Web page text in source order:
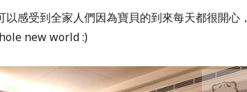
感受到全家人們因為寶貝的到來每天都很開心，
new world :)